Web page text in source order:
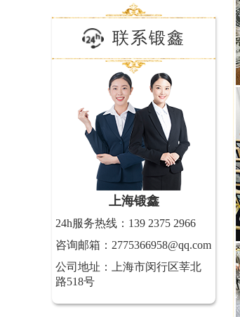
联系锻鑫
上海锻鑫
24h服务热线：139 2375 2966
咨询邮箱：2775366958@qq.com
公司地址：上海市闵行区莘北
路518号